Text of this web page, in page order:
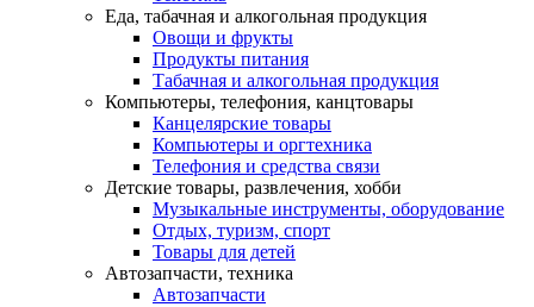
Еда, табачная и алкогольная продукция
Овощи и фрукты
Продукты питания
Табачная и алкогольная продукция
Компьютеры, телефония, канцтовары
Канцелярские товары
Компьютеры и оргтехника
Телефония и средства связи
Детские товары, развлечения, хобби
Музыкальные инструменты, оборудование
Отдых, туризм, спорт
Товары для детей
Автозапчасти, техника
Автозапчасти